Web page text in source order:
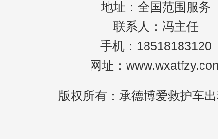
地址：全国范围服务
联系人：冯主任
手机：18518183120
网址：
版权所有：承德博爱救护车